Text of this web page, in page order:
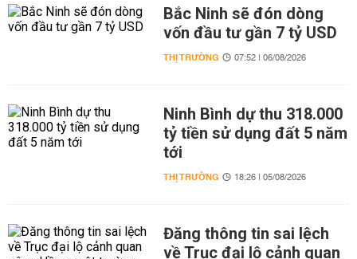
Bắc Ninh sẽ đón dòng
vốn đầu tư gần 7 tỷ USD
THỊ TRƯỜNG 07:52 | 06/08/2026
Ninh Bình dự thu 318.000
tỷ tiền sử dụng đất 5 năm
tới
THỊ TRƯỜNG 18:26 | 05/08/2026
Đăng thông tin sai lệch
về Trục đại lộ cảnh quan